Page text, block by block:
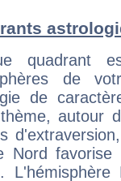
quadrant
de
de
autour
Nord favorise